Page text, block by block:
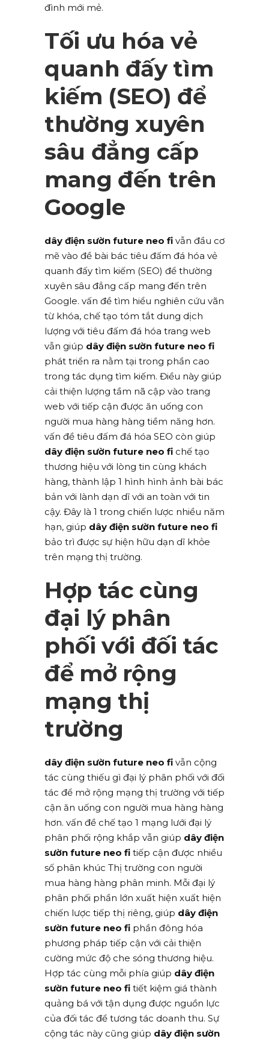
đình mới mẻ.
Tối ưu hóa vẻ
quanh đấy tìm
kiếm (SEO) để
thường xuyên
sâu đẳng cấp
mang đến trên
Google
dây điện sườn future neo fi vẫn đầu cơ
mẽ vào đề bài bác tiêu đấm đá hóa vẻ
quanh đấy tìm kiếm (SEO) để thường
xuyên sâu đẳng cấp mang đến trên
Google. vấn đề tìm hiểu nghiên cứu vãn
từ khóa, chế tạo tóm tắt dung dịch
lượng với tiêu đấm đá hóa trang web
vẫn giúp dây điện sườn future neo fi
phát triển ra nằm tại trong phần cao
trong tác dụng tìm kiếm. Điều này giúp
cải thiện lượng tầm nã cập vào trang
web với tiếp cận được ăn uống con
người mua hàng hàng tiềm năng hơn.
vấn đề tiêu đấm đá hóa SEO còn giúp
dây điện sườn future neo fi chế tạo
thương hiệu với lòng tin cùng khách
hàng, thành lập 1 hình hình ảnh bài bác
bản với lành dạn dĩ với an toàn với tin
cậy. Đây là 1 trong chiến lược nhiều năm
hạn, giúp dây điện sườn future neo fi
bảo trì được sự hiện hữu dạn dĩ khỏe
trên mạng thị trường.
Hợp tác cùng
đại lý phân
phối với đối tác
để mở rộng
mạng thị
trường
dây điện sườn future neo fi vẫn cộng
tác cùng thiếu gì đại lý phân phối với đối
tác để mở rộng mạng thị trường với tiếp
cận ăn uống con người mua hàng hàng
hơn. vấn đề chế tạo 1 mạng lưới đại lý
phân phối rộng khắp vẫn giúp dây điện
sườn future neo fi tiếp cận được nhiều
số phân khúc Thị trường con người
mua hàng hàng phân minh. Mỗi đại lý
phân phối phần lớn xuất hiện xuất hiện
chiến lược tiếp thị riêng, giúp dây điện
sườn future neo fi phần đông hóa
phương pháp tiếp cận với cải thiện
cường mức độ che sóng thương hiệu.
Hợp tác cùng mỗi phía giúp dây điện
sườn future neo fi tiết kiệm giá thành
quảng bá với tận dụng được nguồn lực
của đối tác để tương tác doanh thu. Sự
cộng tác này cũng giúp dây điện sườn